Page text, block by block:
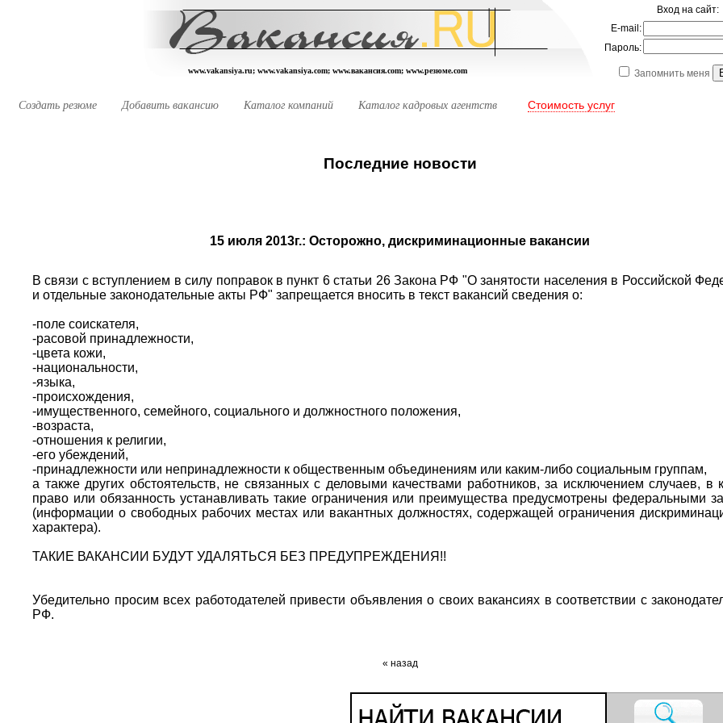
www.vakansiya.ru; www.vakansiya.com; www.вакансия.com; www.резюме.com
Вход на сайт:
E-mail:
Пароль:
Запомнить меня
Создать резюме Добавить вакансию Каталог компаний Каталог кадровых агентств Стоимость услуг
Последние новости
15 июля 2013г.: Осторожно, дискриминационные вакансии
В связи с вступлением в силу поправок в пункт 6 статьи 26 Закона РФ "О занятости населения в Российской
и отдельные законодательные акты РФ" запрещается вносить в текст вакансий сведения о:
-поле соискателя,
-расовой принадлежности,
-цвета кожи,
-национальности,
-языка,
-происхождения,
-имущественного, семейного, социального и должностного положения,
-возраста,
-отношения к религии,
-его убеждений,
-принадлежности или непринадлежности к общественным объединениям или каким-либо социальным группам,
а также других обстоятельств, не связанных с деловыми качествами работников, за исключением случаев, в
право или обязанность устанавливать такие ограничения или преимущества предусмотрены федеральными
(информации о свободных рабочих местах или вакантных должностях, содержащей ограничения
характера).
ТАКИЕ ВАКАНСИИ БУДУТ УДАЛЯТЬСЯ БЕЗ ПРЕДУПРЕЖДЕНИЯ!!
Убедительно просим всех работодателей привести объявления о своих вакансиях в соответствии с
РФ.
« назад